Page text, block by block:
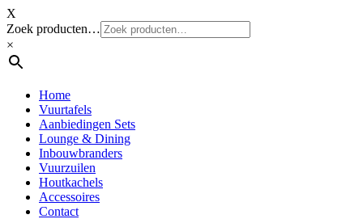
X
Zoek producten…
×
Home
Vuurtafels
Aanbiedingen Sets
Lounge & Dining
Inbouwbranders
Vuurzuilen
Houtkachels
Accessoires
Contact